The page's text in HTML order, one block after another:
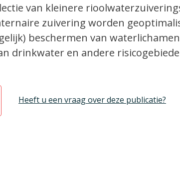
van kleinere
zuivering worden
beschermen van
drinkwater en andere
Heeft u een vraag over deze publicatie?